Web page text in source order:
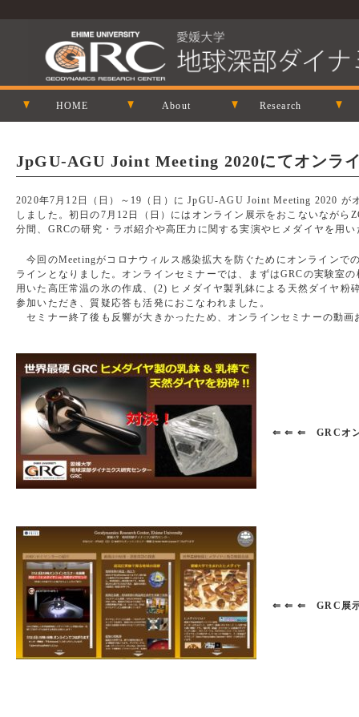
HOME About Research
JpGU-AGU Joint Meeting 2020にてオンラ
2020年7月12日（日）～19（日）に JpGU-AGU Joint Meeting 2020
しました。初日の7月12日（日）にはオンライン展示をおこないなが
分間、GRCの研究・ラボ紹介や高圧力に関する実演やヒメダイヤを用
今回のMeetingがコロナウィルス感染拡大を防ぐためにオンラインで
ラインとなりました。オンラインセミナーでは、まずはGRCの実験室
用いた高圧常温の氷の作成、(2) ヒメダイヤ製乳鉢による天然ダイヤ
参加いただき、質疑応答も活発におこなわれました。
セミナー終了後も反響が大きかったため、オンラインセミナーの動
⇐ ⇐ ⇐ GRCオン
⇐ ⇐ ⇐ GRC展